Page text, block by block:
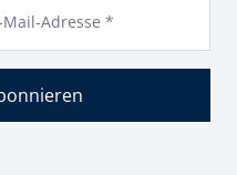
Mail-Adresse *